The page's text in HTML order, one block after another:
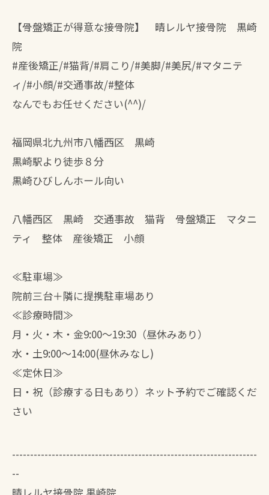
【骨盤矯正が得意な接骨院】 晴レルヤ接骨院 黒崎
院
#産後矯正/#猫背/#肩こり/#美脚/#美尻/#マタニテ
ィ/#小顔/#交通事故/#整体
なんでもお任せください(^^)/
福岡県北九州市八幡西区 黒崎
黒崎駅より徒歩８分
黒崎ひびしんホール向い
八幡西区 黒崎 交通事故 猫背 骨盤矯正 マタニ
ティ 整体 産後矯正 小顔
≪駐車場≫
院前三台＋隣に提携駐車場あり
≪診療時間≫
月・火・木・金9:00～19:30（昼休みあり）
水・土9:00～14:00(昼休みなし)
≪定休日≫
日・祝（診療する日もあり）ネット予約でご確認くだ
さい
--------------------------------------------------------------------
--